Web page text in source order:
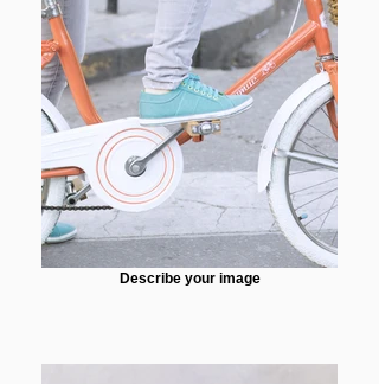
Describe your image